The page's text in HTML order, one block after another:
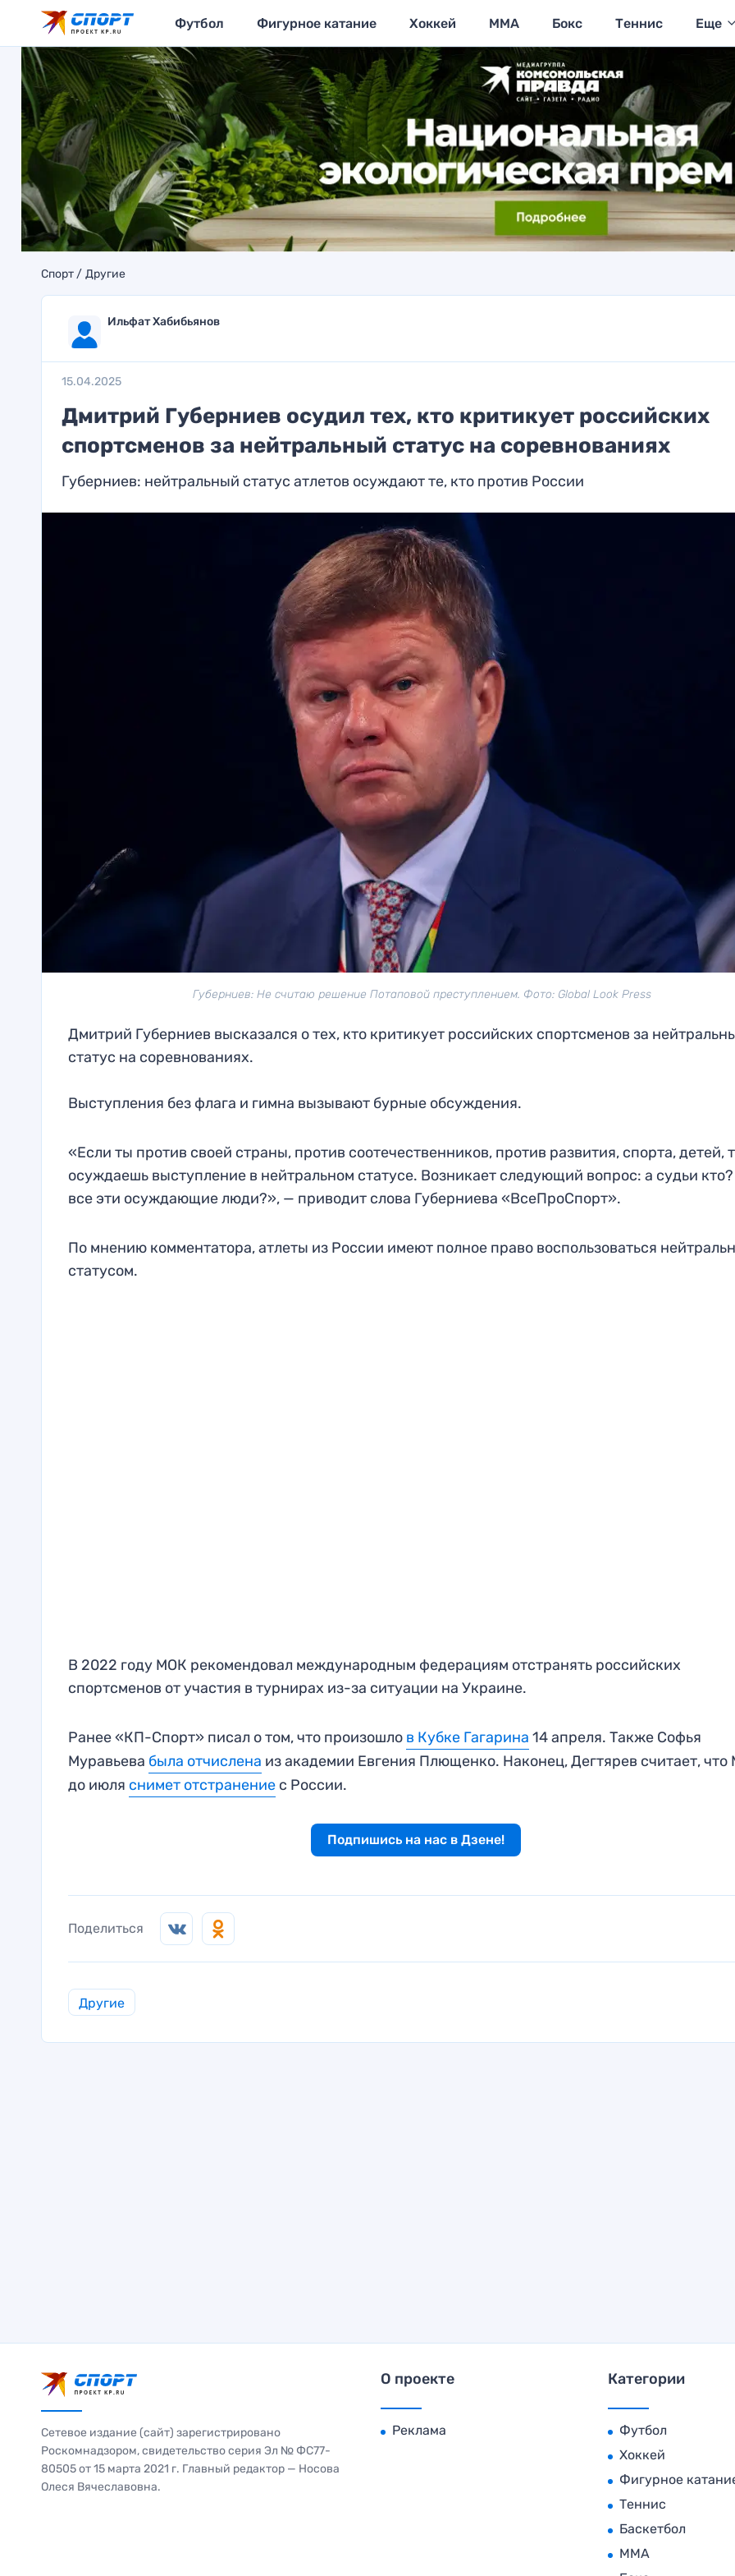
Футбол Фигурное катание Хоккей MMA Бокс Теннис Еще
Спорт Другие
Ильфат Хабибьянов
15.04.2025
Дмитрий Губерниев осудил тех, кто критикует российских
спортсменов за нейтральный статус на соревнованиях
Губерниев: нейтральный статус атлетов осуждают те, кто против России
Губерниев: Не считаю решение Потаповой преступлением. Фото: Global Look Press
Дмитрий Губерниев высказался о тех, кто критикует российских спортсменов за
статус на соревнованиях.
Выступления без флага и гимна вызывают бурные обсуждения.
«Если ты против своей страны, против соотечественников, против развития, спорта, детей,
осуждаешь выступление в нейтральном статусе. Возникает следующий вопрос: а судьи
все эти осуждающие люди?», — приводит слова Губерниева «ВсеПроСпорт».
По мнению комментатора, атлеты из России имеют полное право воспользоваться
статусом.
В 2022 году МОК рекомендовал международным федерациям отстранять российских
спортсменов от участия в турнирах из-за ситуации на Украине.
Ранее «КП-Спорт» писал о том, что произошло в Кубке Гагарина 14 апреля. Также Софья
Муравьева была отчислена из академии Евгения Плющенко. Наконец, Дегтярев считает,
до июля снимет отстранениес России.
Подпишись на нас в Дзене!
Поделиться
Другие
Сетевое издание (сайт) зарегистрировано
Роскомнадзором, свидетельство серия Эл № ФС77-
80505 от 15 марта 2021 г. Главный редактор — Носова
Олеся Вячеславовна.
О проекте
Реклама
Категории
Футбол
Хоккей
Фигурное
Теннис
Баскетбол
MMA